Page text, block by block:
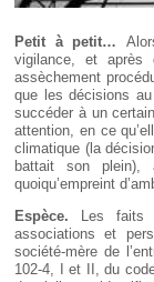
Petit à petit…
vigilance, et après
assèchement
que les décisions
succéder à un
attention, en ce
climatique (la
battait son plein),
quoiqu’empreint
Espèce. Les faits
associations et
société-mère de
102-4, I et II, du